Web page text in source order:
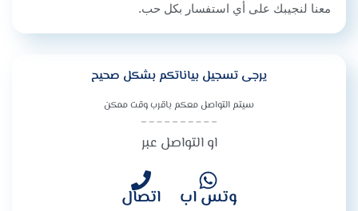
معنا لنجيبك على أي استفسار بكل حب.
يرجى تسجيل بياناتكم بشكل صحيح
سيتم التواصل معكم باقرب وقت ممكن
او التواصل عبر
وتس اب اتصال